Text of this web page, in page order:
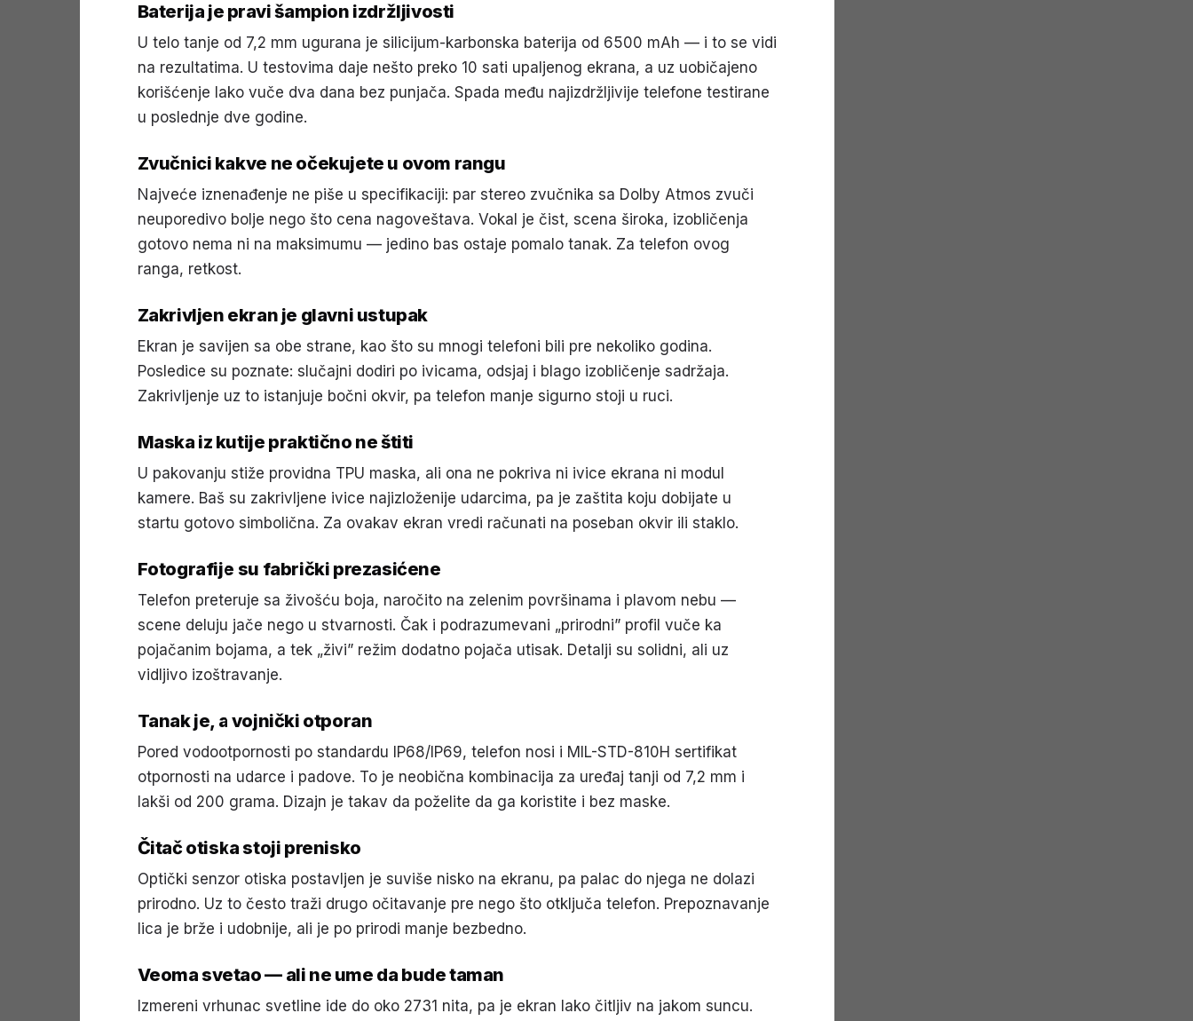
Baterija je pravi šampion izdržljivosti
U telo tanje od 7,2 mm ugurana je silicijum-karbonska baterija od 6500 mAh — i to se vidi
na rezultatima. U testovima daje nešto preko 10 sati upaljenog ekrana, a uz uobičajeno
korišćenje lako vuče dva dana bez punjača. Spada među najizdržljivije telefone testirane
u poslednje dve godine.
Zvučnici kakve ne očekujete u ovom rangu
Najveće iznenađenje ne piše u specifikaciji: par stereo zvučnika sa Dolby Atmos zvuči
neuporedivo bolje nego što cena nagoveštava. Vokal je čist, scena široka, izobličenja
gotovo nema ni na maksimumu — jedino bas ostaje pomalo tanak. Za telefon ovog
ranga, retkost.
Zakrivljen ekran je glavni ustupak
Ekran je savijen sa obe strane, kao što su mnogi telefoni bili pre nekoliko godina.
Posledice su poznate: slučajni dodiri po ivicama, odsjaj i blago izobličenje sadržaja.
Zakrivljenje uz to istanjuje bočni okvir, pa telefon manje sigurno stoji u ruci.
Maska iz kutije praktično ne štiti
U pakovanju stiže providna TPU maska, ali ona ne pokriva ni ivice ekrana ni modul
kamere. Baš su zakrivljene ivice najizloženije udarcima, pa je zaštita koju dobijate u
startu gotovo simbolična. Za ovakav ekran vredi računati na poseban okvir ili staklo.
Fotografije su fabrički prezasićene
Telefon preteruje sa živošću boja, naročito na zelenim površinama i plavom nebu —
scene deluju jače nego u stvarnosti. Čak i podrazumevani „prirodni” profil vuče ka
pojačanim bojama, a tek „živi” režim dodatno pojača utisak. Detalji su solidni, ali uz
vidljivo izoštravanje.
Tanak je, a vojnički otporan
Pored vodootpornosti po standardu IP68/IP69, telefon nosi i MIL-STD-810H sertifikat
otpornosti na udarce i padove. To je neobična kombinacija za uređaj tanji od 7,2 mm i
lakši od 200 grama. Dizajn je takav da poželite da ga koristite i bez maske.
Čitač otiska stoji prenisko
Optički senzor otiska postavljen je suviše nisko na ekranu, pa palac do njega ne dolazi
prirodno. Uz to često traži drugo očitavanje pre nego što otključa telefon. Prepoznavanje
lica je brže i udobnije, ali je po prirodi manje bezbedno.
Veoma svetao — ali ne ume da bude taman
Izmereni vrhunac svetline ide do oko 2731 nita, pa je ekran lako čitljiv na jakom suncu.